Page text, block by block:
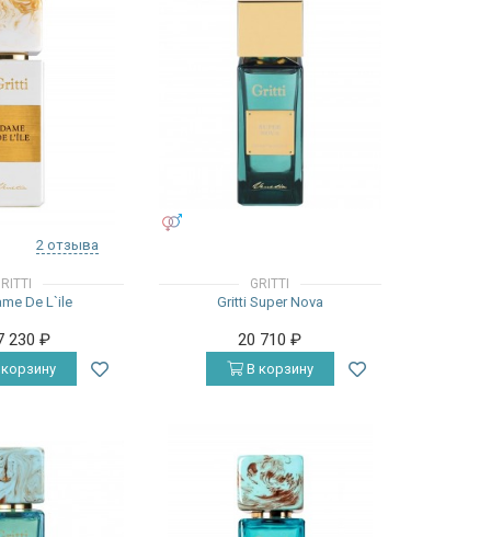
2 отзыва
De L`ile
230₽
GRITTI
Gritti Super Nova
20 710₽
В корзину